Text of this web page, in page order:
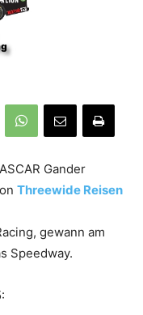
Gander
Threewide Reisen
gewann am
Speedway.